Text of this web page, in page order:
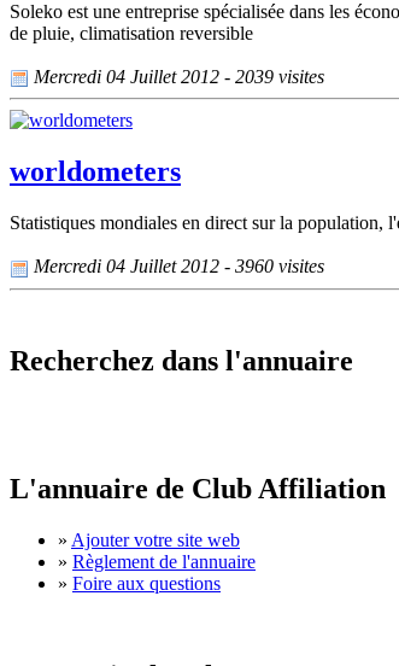
Soleko est une entreprise spécialisée dans les
de pluie, climatisation reversible
Mercredi 04 Juillet 2012 - 2039 visites
worldometers
Statistiques mondiales en direct sur la population,
Mercredi 04 Juillet 2012 - 3960 visites
Recherchez dans l'annuaire
L'annuaire de Club Affiliation
» Ajouter votre site web
» Règlement de l'annuaire
» Foire aux questions